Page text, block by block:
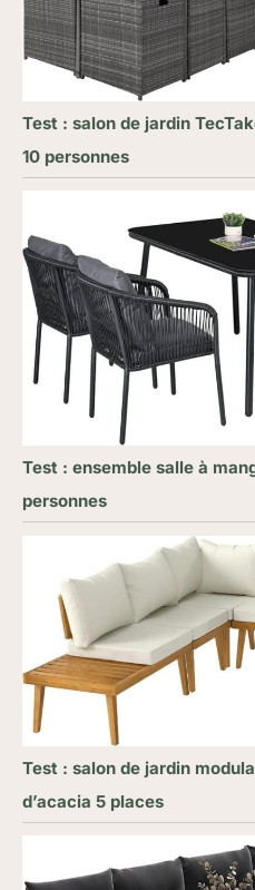
Test : salon de jardin
10 personnes
Test : ensemble salle à
personnes
Test : salon de jardin
d’acacia 5 places